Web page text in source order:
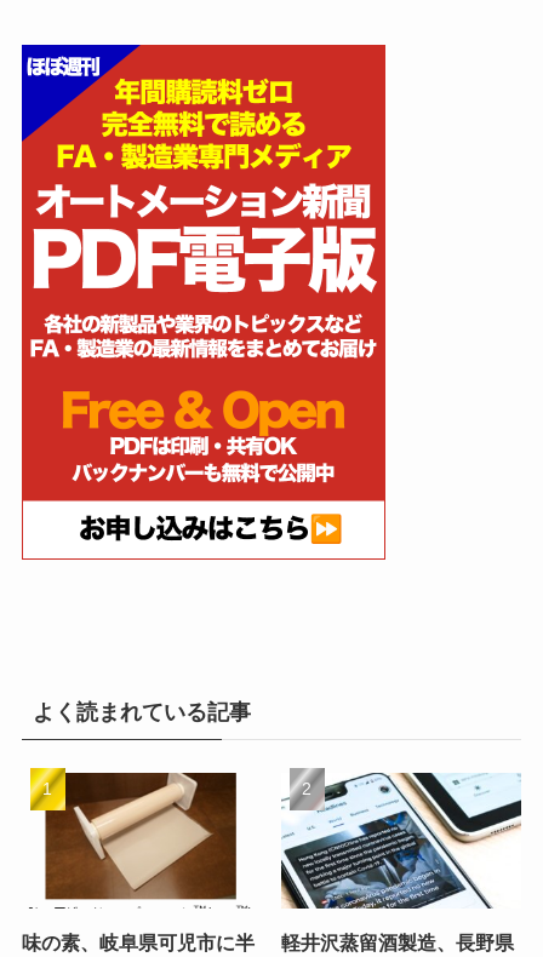
よく読まれている記事
味の素、岐阜県可児市に半
軽井沢蒸留酒製造、長野県